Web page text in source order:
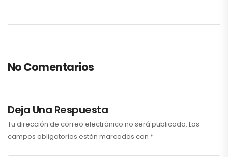
No Comentarios
Deja Una Respuesta
Tu dirección de correo electrónico no será publicada. Los
campos obligatorios están marcados con *